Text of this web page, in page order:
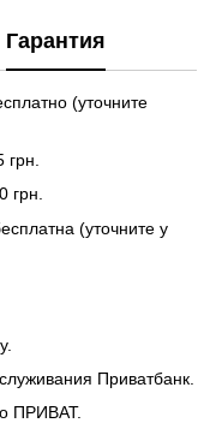
Гарантия
(уточните
грн.
(уточните у
Приватбанк.
ПРИВАТ.